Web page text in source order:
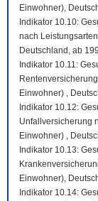
Einwohner),
Indikator 10.10:
nach
Deutschland, ab
Indikator 10.11:
Einwohner) ,
Indikator 10.12:
Unfallversicherung
Einwohner) ,
Indikator 10.13:
Einwohner),
Indikator 10.14: